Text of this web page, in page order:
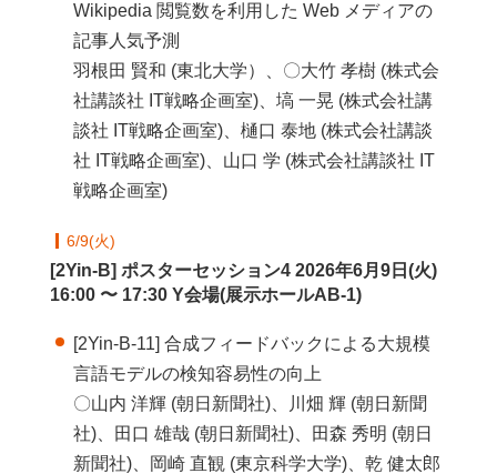
Wikipedia 閲覧数を利用した Web メディアの
記事人気予測
羽根田 賢和 (東北大学）、〇大竹 孝樹 (株式会
社講談社 IT戦略企画室)、塙 一晃 (株式会社講
談社 IT戦略企画室)、樋口 泰地 (株式会社講談
社 IT戦略企画室)、山口 学 (株式会社講談社 IT
戦略企画室)
6/9(火)
[2Yin-B] ポスターセッション4 2026年6月9日(火)
16:00 〜 17:30 Y会場(展示ホールAB-1)
[2Yin-B-11] 合成フィードバックによる大規模
言語モデルの検知容易性の向上
〇山内 洋輝 (朝日新聞社)、川畑 輝 (朝日新聞
社)、田口 雄哉 (朝日新聞社)、田森 秀明 (朝日
新聞社)、岡崎 直観 (東京科学大学)、乾 健太郎